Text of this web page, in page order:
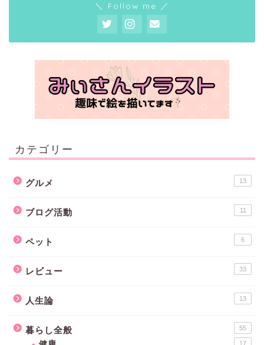
＼ Follow me ／
カテゴリー
グルメ 13
ブログ活動 11
ペット 6
レビュー 33
人生論 13
暮らし全般 55
17